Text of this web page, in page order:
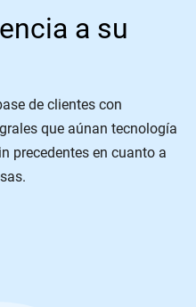
a su
de clientes con
que aúnan tecnología
precedentes en cuanto a